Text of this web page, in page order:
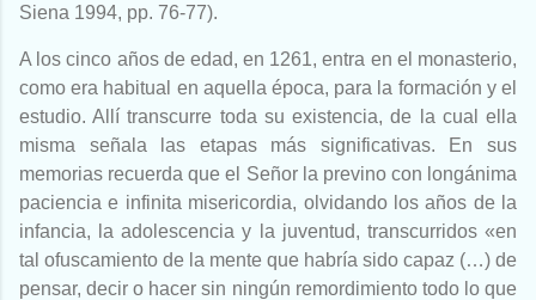
Siena 1994, pp. 76-77).
A los cinco años de edad, en 1261, entra en el monasterio,
como era habitual en aquella época, para la formación y el
estudio. Allí transcurre toda su existencia, de la cual ella
misma señala las etapas más significativas. En sus
memorias recuerda que el Señor la previno con longánima
paciencia e infinita misericordia, olvidando los años de la
infancia, la adolescencia y la juventud, transcurridos «en
tal ofuscamiento de la mente que habría sido capaz (…) de
pensar, decir o hacer sin ningún remordimiento todo lo que